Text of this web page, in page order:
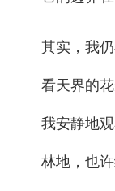
其实，我
看天界的
我安静地
林地，也